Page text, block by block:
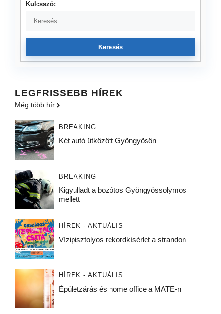
Kulcsszó:
Keresés
LEGFRISSEBB HÍREK
Még több hír
BREAKING
Két autó ütközött Gyöngyösön
BREAKING
Kigyulladt a bozótos Gyöngyössolymos
mellett
HÍREK - AKTUÁLIS
Vízipisztolyos rekordkísérlet a strandon
HÍREK - AKTUÁLIS
Épületzárás és home office a MATE-n